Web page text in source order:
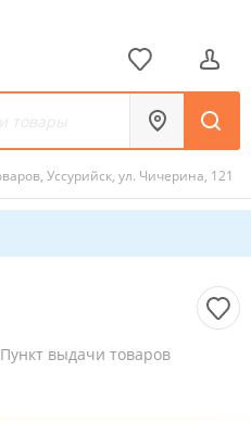
Уссурийск, ул. Чичерина, 121
Пункт выдачи товаров